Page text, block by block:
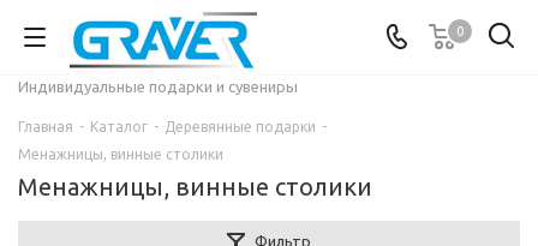
0
Индивидуальные подарки и сувениры
Главная - Каталог - Деревянные подарки -
Менажницы, винные столики
Менажницы, винные столики
Фильтр